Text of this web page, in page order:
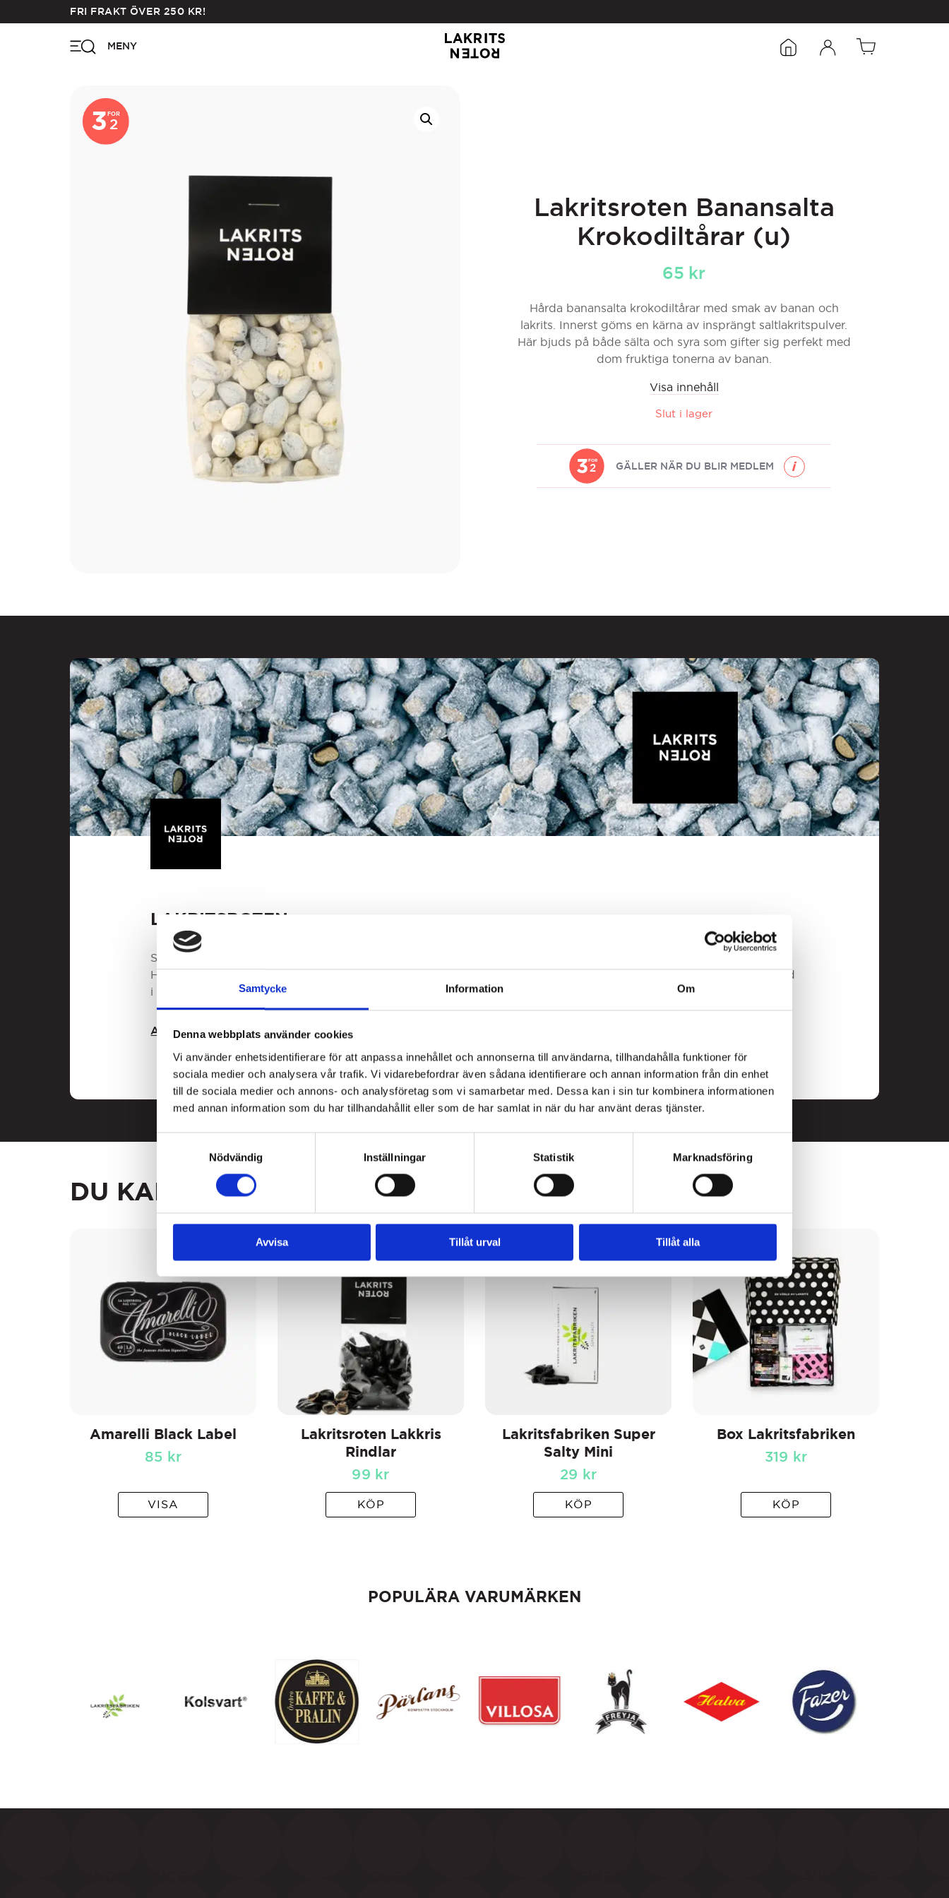
Samtycke Information Om
Denna webbplats använder cookies
Vi använder enhetsidentifierare för att anpassa innehållet och annonserna till användarna, tillhandahålla funktioner för
sociala medier och analysera vår trafik. Vi vidarebefordrar även sådana identifierare och annan information från din enhet
till de sociala medier och annons- och analysföretag som vi samarbetar med. Dessa kan i sin tur kombinera informationen
med annan information som du har tillhandahållit eller som de har samlat in när du har använt deras tjänster.
Samtyckesval
Nödvändig
Inställningar Statistik Marknadsföring
Avvisa Tillåt urval Tillåt alla
FRI FRAKT ÖVER 250 KR!
MENY
3FOR
2
Lakritsroten Banansalta
Krokodiltårar (u)
65 kr
Hårda banansalta krokodiltårar med smak av banan och
lakrits. Innerst göms en kärna av insprängt saltlakritspulver.
Här bjuds på både sälta och syra som gifter sig perfekt med
dom fruktiga tonerna av banan.
Visa innehåll
Slut i lager
3FOR
2 GÄLLER NÄR DU BLIR MEDLEM
LAKRITSROTEN
Som medlem i Lakritsrotens medlemsklubb får du köpa 4 av våra populära cellofanpåsar och betala endast för 3.
Här hittar du massor av smarrig lakrits från den saltaste saltlakritsen till mjuk sötlakrits, karameller och lakrits doppad
i choklad. Bara att välja och vraka! Du blir enkelt medlem i kassan samband med att du genomför ditt köp.
ALLT FRÅN LAKRITSROTEN
DU KANSKE GILLAR
Amarelli Black Label
85 kr
VISA
3
Lakritsroten Lakkris
Rindlar
99 kr
KÖP
Lakritsfabriken Super
Salty Mini
29 kr
KÖP
Box Lakritsfabriken
319 kr
KÖP
POPULÄRA VARUMÄRKEN